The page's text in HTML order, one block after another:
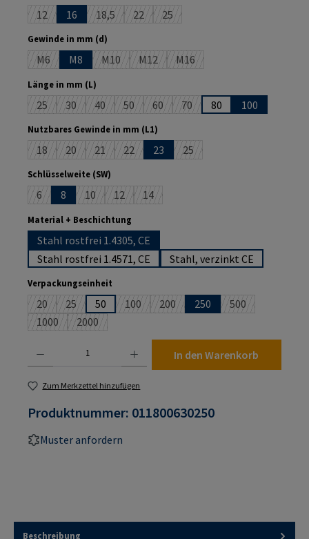
12(Diese Option ist zurzeit nicht verfügbar.)
16 18,5(Diese Option ist zurzeit nicht verfügbar.)
22(Diese Option ist zurzeit nicht verfügbar.)
25(Diese Option ist zurzeit nicht
Gewinde in mm (d)
M6(Diese Option ist zurzeit nicht verfügbar.)
M8 M10(Diese Option ist zurzeit nicht verfügbar.)
M12(Diese Option ist zurzeit nicht
M16(Diese Option ist zurzeit
Länge in mm (L)
25(Diese Option ist zurzeit nicht verfügbar.)
30(Diese Option ist zurzeit nicht verfügbar.)
40(Diese Option ist zurzeit nicht verfügbar.)
50(Diese Option ist zurzeit nicht verfügbar.)
60(Diese Option ist zurzeit nicht
70(Diese Option ist zurzeit
80 100
Nutzbares Gewinde in mm (L1)
18(Diese Option ist zurzeit nicht verfügbar.)
20(Diese Option ist zurzeit nicht verfügbar.)
21(Diese Option ist zurzeit nicht verfügbar.)
22(Diese Option ist zurzeit nicht verfügbar.)
23 25(Diese Option ist zurzeit
Schlüsselweite (SW)
6(Diese Option ist zurzeit nicht verfügbar.)
8 10(Diese Option ist zurzeit nicht verfügbar.)
12(Diese Option ist zurzeit nicht verfügbar.)
14(Diese Option ist zurzeit nicht
Material + Beschichtung
Stahl rostfrei 1.4305, CE
Stahl rostfrei 1.4571, CE
Stahl, verzinkt CE
Verpackungseinheit
20(Diese Option ist zurzeit nicht verfügbar.)
25(Diese Option ist zurzeit nicht verfügbar.)
50 100(Diese Option ist zurzeit nicht verfügbar.)
200(Diese Option ist zurzeit nicht
250 500(Diese Option
1000(Diese Option ist zurzeit nicht verfügbar.)
2000(Diese Option ist zurzeit nicht verfügbar.)
In den Warenkorb
Zum Merkzettel hinzufügen
Produktnummer: 011800630250
Muster anfordern
Beschreibung